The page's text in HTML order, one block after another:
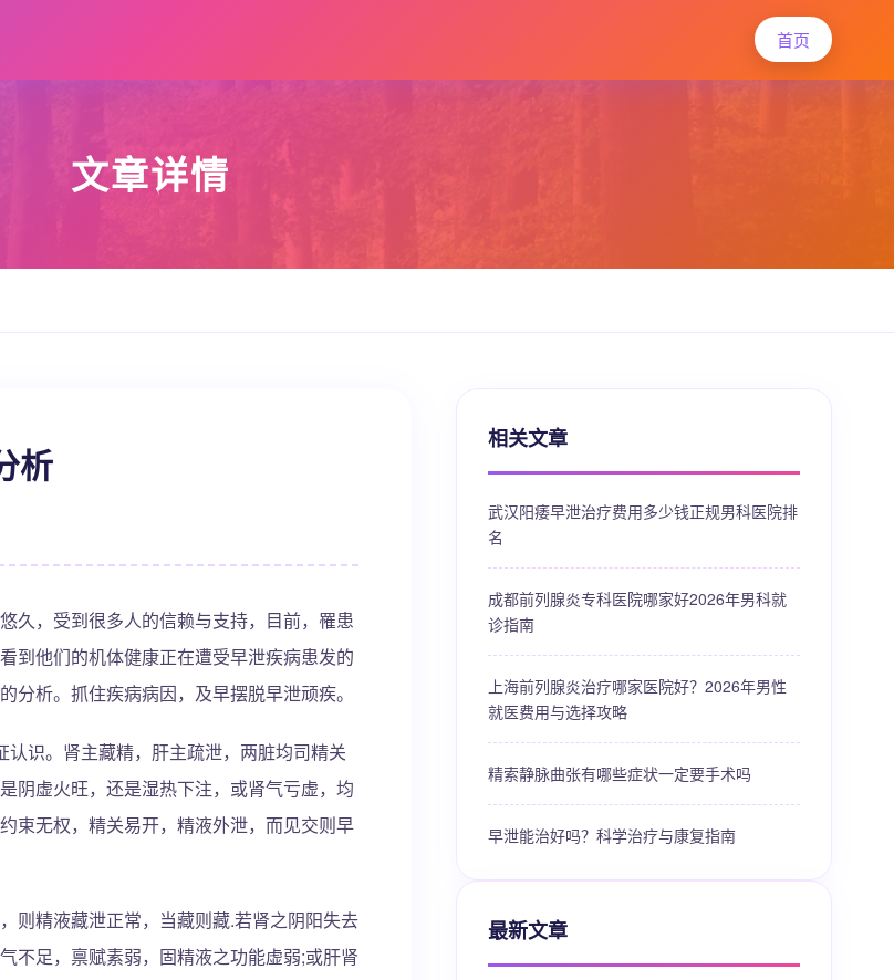
首页
文章详情
析
久，受到很多人的信赖与支持，目前，罹患
到他们的机体健康正在遭受早泄疾病患发的
析。抓住疾病病因，及早摆脱早泄顽疾。
识。肾主藏精，肝主疏泄，两脏均司精关
阴虚火旺，还是湿热下注，或肾气亏虚，均
束无权，精关易开，精液外泄，而见交则早
则精液藏泄正常，当藏则藏.若肾之阴阳失去
不足，禀赋素弱，固精液之功能虚弱;或肝肾
相关文章
武汉阳痿早泄治疗费用多少钱正规男科医院排
名
成都前列腺炎专科医院哪家好2026年男科就
诊指南
上海前列腺炎治疗哪家医院好？2026年男性
就医费用与选择攻略
精索静脉曲张有哪些症状一定要手术吗
早泄能治好吗？科学治疗与康复指南
最新文章